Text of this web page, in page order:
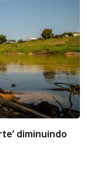
diminuindo